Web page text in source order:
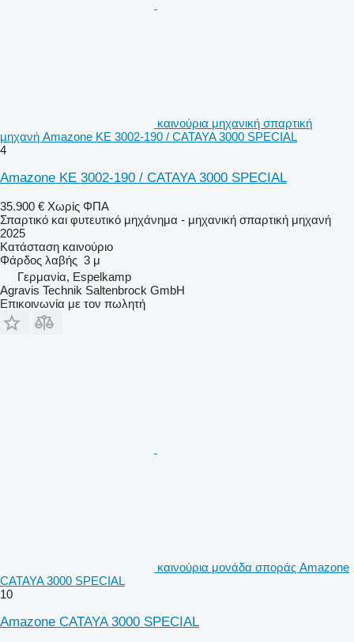
καινούρια μηχανική σπαρτική
μηχανή Amazone KE 3002-190 / CATAYA 3000 SPECIAL
4
Amazone KE 3002-190 / CATAYA 3000 SPECIAL
35.900 € Χωρίς ΦΠΑ
Σπαρτικό και φυτευτικό μηχάνημα - μηχανική σπαρτική μηχανή
2025
Κατάσταση καινούριο
Φάρδος λαβής 3 μ
Γερμανία, Espelkamp
Agravis Technik Saltenbrock GmbH
Επικοινωνία με τον πωλητή
καινούρια μονάδα σποράς Amazone
CATAYA 3000 SPECIAL
10
Amazone CATAYA 3000 SPECIAL